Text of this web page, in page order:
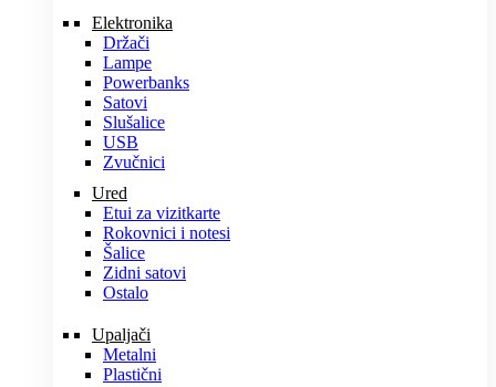
Elektronika
Držači
Lampe
Powerbanks
Satovi
Slušalice
USB
Zvučnici
Ured
Etui za vizitkarte
Rokovnici i notesi
Šalice
Zidni satovi
Ostalo
Upaljači
Metalni
Plastični